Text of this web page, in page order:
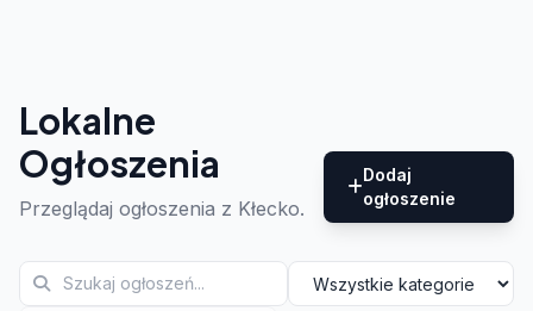
Lokalne
Ogłoszenia
Przeglądaj ogłoszenia z Kłecko.
Dodaj
ogłoszenie